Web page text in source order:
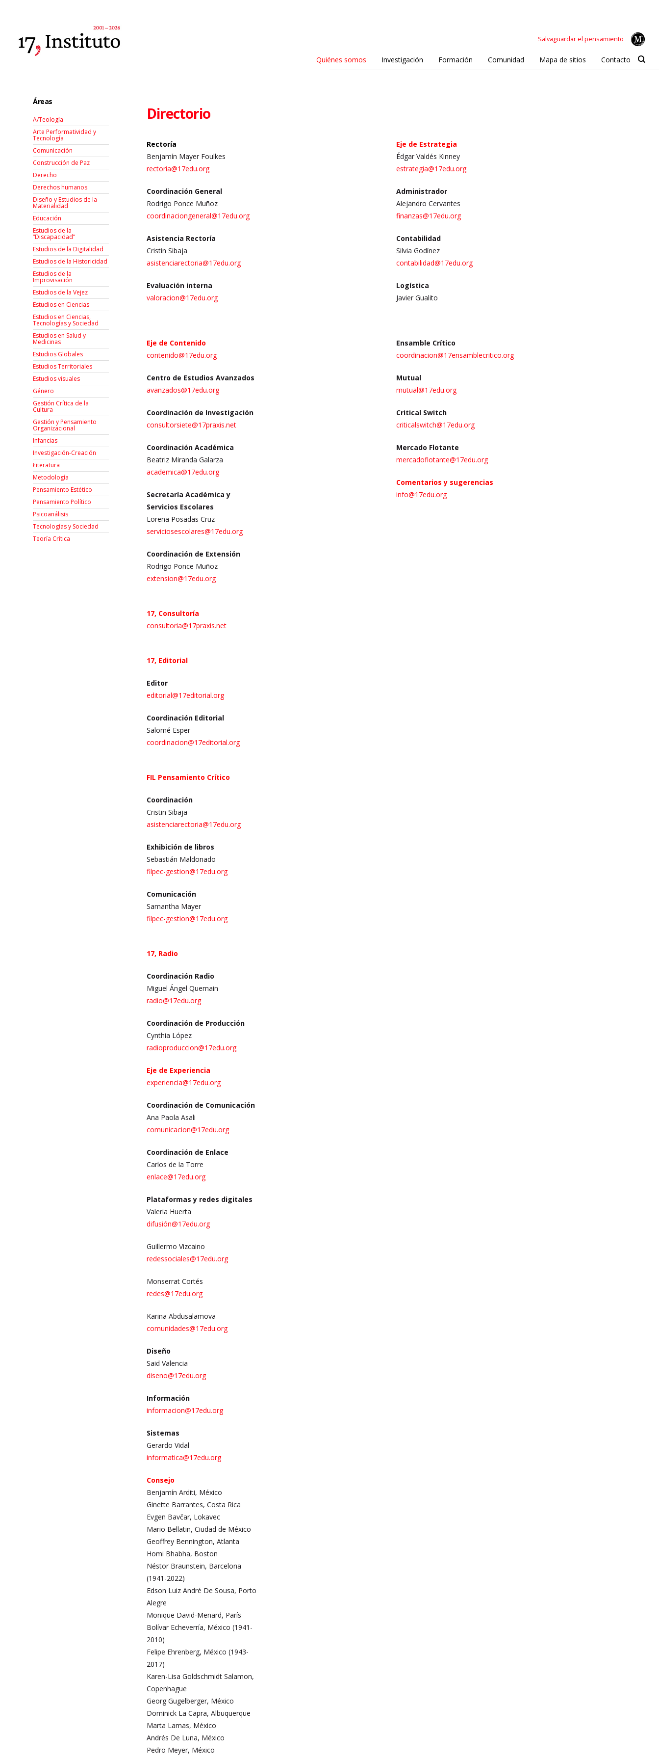
Salvaguardar el pensamiento
Quiénes somos Investigación Formación Comunidad Mapa de sitios Contacto
Directorio
Rectoría
Benjamín Mayer Foulkes
rectoria@17edu.org
Coordinación General
Rodrigo Ponce Muñoz
coordinaciongeneral@17edu.org
Asistencia Rectoría
Cristin Sibaja
asistenciarectoria@17edu.org
Evaluación interna
valoracion@17edu.org
Eje de Contenido
contenido@17edu.org
Centro de Estudios Avanzados
avanzados@17edu.org
Coordinación de Investigación
consultorsiete@17praxis.net
Coordinación Académica
Beatriz Miranda Galarza
academica@17edu.org
Secretaría Académica y
Servicios Escolares
Lorena Posadas Cruz
serviciosescolares@17edu.org
Coordinación de Extensión
Rodrigo Ponce Muñoz
extension@17edu.org
17, Consultoría
consultoria@17praxis.net
17, Editorial
Editor
editorial@17editorial.org
Coordinación Editorial
Salomé Esper
coordinacion@17editorial.org
FIL Pensamiento Crítico
Coordinación
Cristin Sibaja
asistenciarectoria@17edu.org
Exhibición de libros
Sebastián Maldonado
filpec-gestion@17edu.org
Comunicación
Samantha Mayer
filpec-gestion@17edu.org
17, Radio
Coordinación Radio
Miguel Ángel Quemain
radio@17edu.org
Coordinación de Producción
Cynthia López
radioproduccion@17edu.org
Eje de Experiencia
experiencia@17edu.org
Coordinación de Comunicación
Ana Paola Asali
comunicacion@17edu.org
Coordinación de Enlace
Carlos de la Torre
enlace@17edu.org
Plataformas y redes digitales
Valeria Huerta
difusión@17edu.org
Guillermo Vizcaino
redessociales@1 7edu.org
Monserrat Cortés
redes@17edu.org
Karina Abdusalamova
comunidades@17edu.org
Diseño
Said Valencia
diseno@17edu.org
Información
informacion@17edu.org
Sistemas
Gerardo Vidal
informatica@17edu.org
Consejo
Benjamín Arditi, México
Ginette Barrantes, Costa Rica
Evgen Bavčar, Lokavec
Mario Bellatin, Ciudad de México
Geoffrey Bennington, Atlanta
Homi Bhabha, Boston
Néstor Braunstein, Barcelona
(1941-2022)
Edson Luiz André De Sousa, Porto
Alegre
Monique David-Menard, París
Bolívar Echeverría, México (1941-
2010)
Felipe Ehrenberg, México (1943-
2017)
Karen-Lisa Goldschmidt Salamon,
Copenhague
Georg Gugelberger, México
Dominick La Capra, Albuquerque
Marta Lamas, México
Andrés De Luna, México
Pedro Meyer, México
Eje de Estrategia
Édgar Valdés Kinney
estrategia@17edu.org
Administrador
Alejandro Cervantes
finanzas@17edu.org
Contabilidad
Silvia Godínez
contabilidad@17edu.org
Logística
Javier Gualito
Ensamble Crítico
coordinacion@17ensamblecritico.org
Mutual
mutual@17edu.org
Critical Switch
criticalswitch@17edu.org
Mercado Flotante
mercadoflotante@17edu.org
Comentarios y sugerencias
info@17edu.org
Áreas
A/Teología
Arte Performatividad y
Tecnología
Comunicación
Construcción de Paz
Derecho
Derechos humanos
Diseño y Estudios de la
Materialidad
Educación
Estudios de la
“Discapacidad”
Estudios de la Digitalidad
Estudios de la Historicidad
Estudios de la
Improvisación
Estudios de la Vejez
Estudios en Ciencias
Estudios en Ciencias,
Tecnologías y Sociedad
Estudios en Salud y
Medicinas
Estudios Globales
Estudios Territoriales
Estudios visuales
Género
Gestión Crítica de la
Cultura
Gestión y Pensamiento
Organizacional
Infancias
Investigación-Creación
Łiteratura
Metodología
Pensamiento Estético
Pensamiento Político
Psicoanálisis
Tecnologías y Sociedad
Teoría Crítica